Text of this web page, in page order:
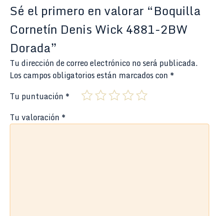
Sé el primero en valorar “Boquilla
Cornetín Denis Wick 4881-2BW
Dorada”
Tu dirección de correo electrónico no será publicada.
Los campos obligatorios están marcados con *
Tu puntuación *
Tu valoración *